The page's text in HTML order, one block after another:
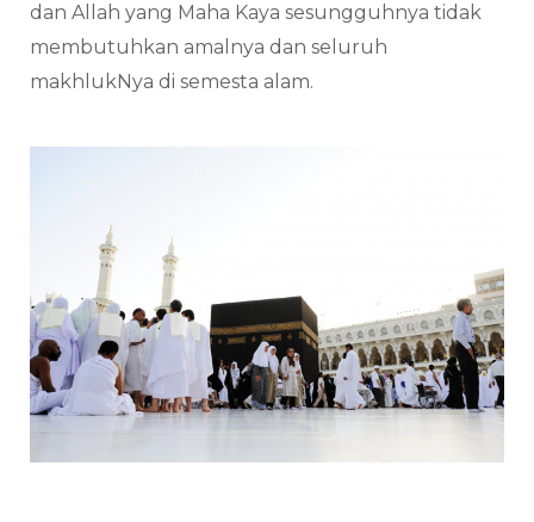
dan Allah yang Maha Kaya sesungguhnya tidak
membutuhkan amalnya dan seluruh
makhlukNya di semesta alam.